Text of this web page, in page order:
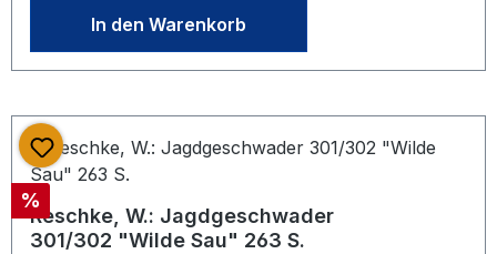
Seiten mit Fotos,
In den Warenkorb
Rabatt
%
Reschke, W.: Jagdgeschwader
301/302 "Wilde Sau" 263 S.